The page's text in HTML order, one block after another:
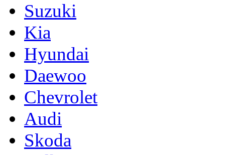
Suzuki
Kia
Hyundai
Daewoo
Chevrolet
Audi
Skoda